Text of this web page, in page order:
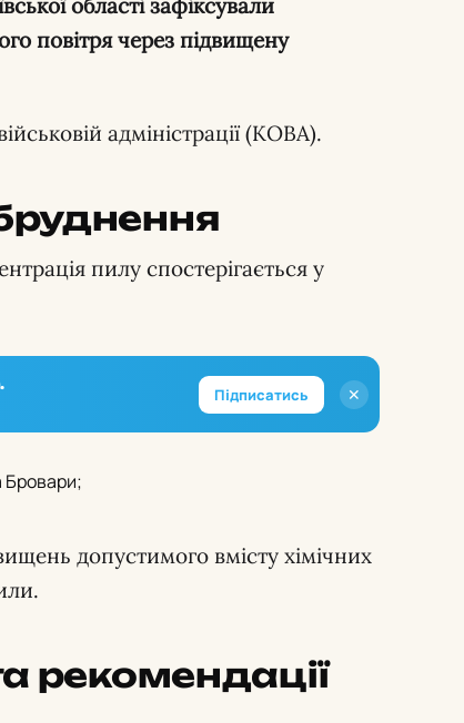
повітря через підвищену
адміністрації (КОВА).
пилу спостерігається у
✕
Підписатись
Бровари;
допустимого вмісту хімічних
рекомендації